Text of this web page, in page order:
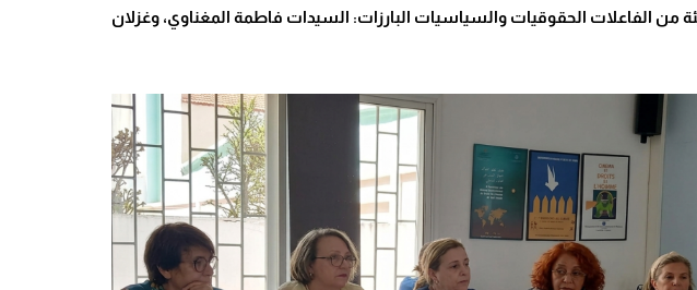
من الفاعلات الحقوقيات والسياسيات البارزات: السيدات فاطمة المغناوي، وغزلان